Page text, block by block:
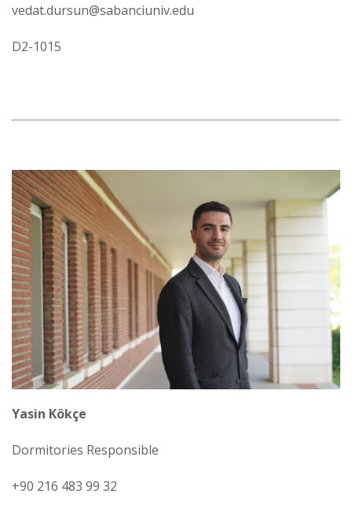
vedat.dursun@sabanciuniv.edu
D2-1015
Görsel
Yasin Kökçe
Dormitories Responsible
+90 216 483 99 32